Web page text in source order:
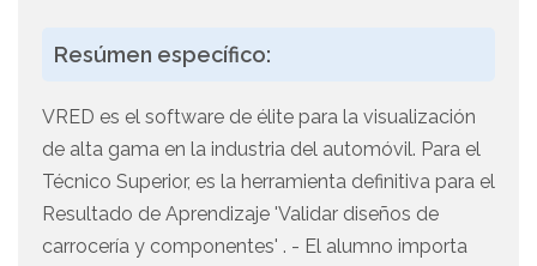
Resúmen específico:
VRED es el software de élite para la visualización
de alta gama en la industria del automóvil. Para el
Técnico Superior, es la herramienta definitiva para el
Resultado de Aprendizaje 'Validar diseños de
carrocería y componentes' . - El alumno importa